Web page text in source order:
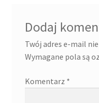
Dodaj
Twój adres e-mail
Wymagane pola są
Komentarz *